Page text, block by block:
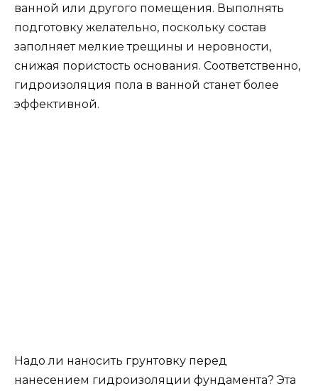
ванной или другого помещения. Выполнять
подготовку желательно, поскольку состав
заполняет мелкие трещины и неровности,
снижая пористость основания. Соответственно,
гидроизоляция пола в ванной станет более
эффективной.
Надо ли наносить грунтовку перед
нанесением гидроизоляции фундамента? Эта